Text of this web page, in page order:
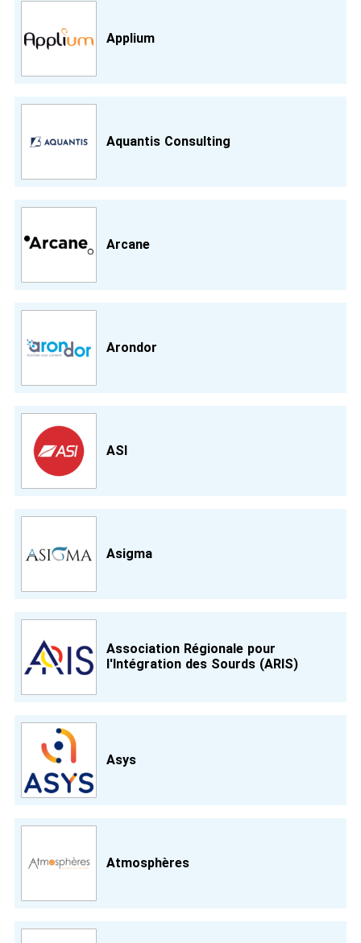
Applium
Aquantis Consulting
Arcane
Arondor
ASI
Asigma
Association Régionale pour
l'Intégration des Sourds (ARIS)
Asys
Atmosphères